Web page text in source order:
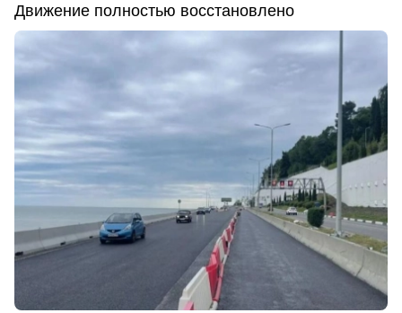
Движение полностью восстановлено